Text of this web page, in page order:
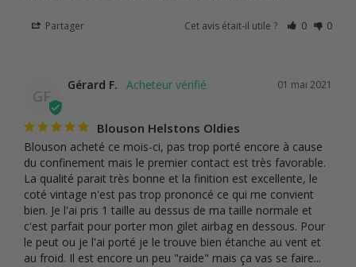
Partager Cet avis était-il utile ? 0 0
GF
01 mai 2021
Gérard F.
Blouson Helstons Oldies
Blouson acheté ce mois-ci, pas trop porté encore à cause
du confinement mais le premier contact est très favorable.
La qualité parait très bonne et la finition est excellente, le
coté vintage n'est pas trop prononcé ce qui me convient
bien. Je l'ai pris 1 taille au dessus de ma taille normale et
c'est parfait pour porter mon gilet airbag en dessous. Pour
le peut ou je l'ai porté je le trouve bien étanche au vent et
au froid. Il est encore un peu "raide" mais ça vas se faire...